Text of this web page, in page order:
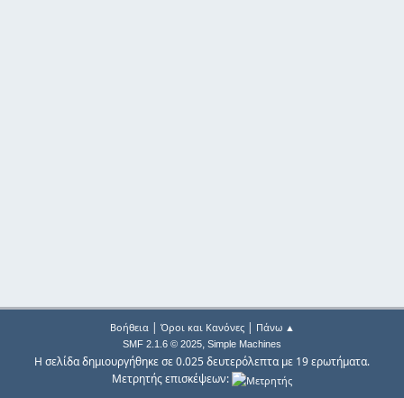
Βοήθεια| Όροι και Κανόνες| Πάνω ▲
SMF 2.1.6 © 2025, Simple Machines
Η σελίδα δημιουργήθηκε σε 0.025 δευτερόλεπτα με 19 ερωτήματα.
Μετρητής επισκέψεων: